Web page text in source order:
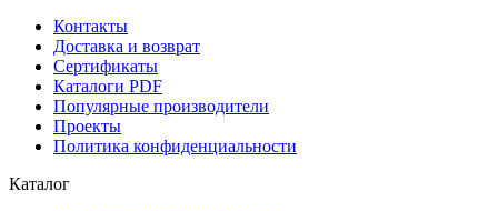
Контакты
Доставка и возврат
Сертификаты
Каталоги PDF
Популярные производители
Проекты
Политика конфиденциальности
Каталог